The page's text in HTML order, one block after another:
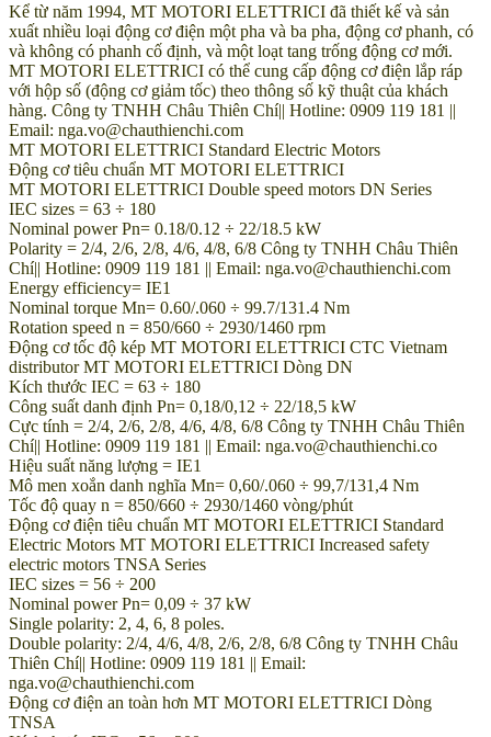
Kể từ năm 1994, MT MOTORI ELETTRICI đã thiết kế và sản
xuất nhiều loại động cơ điện một pha và ba pha, động cơ phanh, có
và không có phanh cố định, và một loạt tang trống động cơ mới.
MT MOTORI ELETTRICI có thể cung cấp động cơ điện lắp ráp
với hộp số (động cơ giảm tốc) theo thông số kỹ thuật của khách
hàng. Công ty TNHH Châu Thiên Chí|| Hotline: 0909 119 181 ||
Email: nga.vo@chauthienchi.com
MT MOTORI ELETTRICI Standard Electric Motors
Động cơ tiêu chuẩn MT MOTORI ELETTRICI
MT MOTORI ELETTRICI Double speed motors DN Series
IEC sizes = 63 ÷ 180
Nominal power Pn= 0.18/0.12 ÷ 22/18.5 kW
Polarity = 2/4, 2/6, 2/8, 4/6, 4/8, 6/8 Công ty TNHH Châu Thiên
Chí|| Hotline: 0909 119 181 || Email: nga.vo@chauthienchi.com
Energy efficiency= IE1
Nominal torque Mn= 0.60/.060 ÷ 99.7/131.4 Nm
Rotation speed n = 850/660 ÷ 2930/1460 rpm
Động cơ tốc độ kép MT MOTORI ELETTRICI CTC Vietnam
distributor MT MOTORI ELETTRICI Dòng DN
Kích thước IEC = 63 ÷ 180
Công suất danh định Pn= 0,18/0,12 ÷ 22/18,5 kW
Cực tính = 2/4, 2/6, 2/8, 4/6, 4/8, 6/8 Công ty TNHH Châu Thiên
Chí|| Hotline: 0909 119 181 || Email: nga.vo@chauthienchi.co
Hiệu suất năng lượng = IE1
Mô men xoắn danh nghĩa Mn= 0,60/.060 ÷ 99,7/131,4 Nm
Tốc độ quay n = 850/660 ÷ 2930/1460 vòng/phút
Động cơ điện tiêu chuẩn MT MOTORI ELETTRICI Standard
Electric Motors MT MOTORI ELETTRICI Increased safety
electric motors TNSA Series
IEC sizes = 56 ÷ 200
Nominal power Pn= 0,09 ÷ 37 kW
Single polarity: 2, 4, 6, 8 poles.
Double polarity: 2/4, 4/6, 4/8, 2/6, 2/8, 6/8 Công ty TNHH Châu
Thiên Chí|| Hotline: 0909 119 181 || Email:
nga.vo@chauthienchi.com
Động cơ điện an toàn hơn MT MOTORI ELETTRICI Dòng
TNSA